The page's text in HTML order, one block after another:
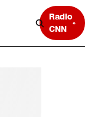
Radio
CNN